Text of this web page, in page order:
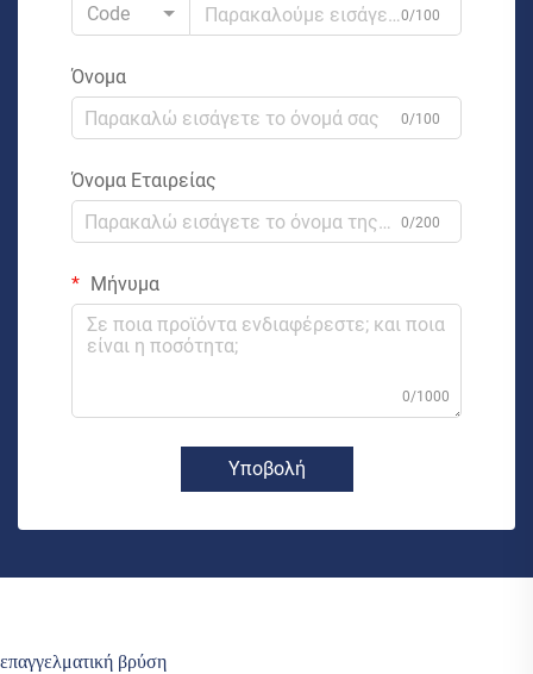
Code
0/100
Όνομα
0/100
Όνομα Εταιρείας
0/200
Μήνυμα
0/1000
Υποβολή
επαγγελματική βρύση